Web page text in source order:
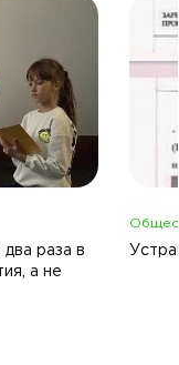
два раза в
а не